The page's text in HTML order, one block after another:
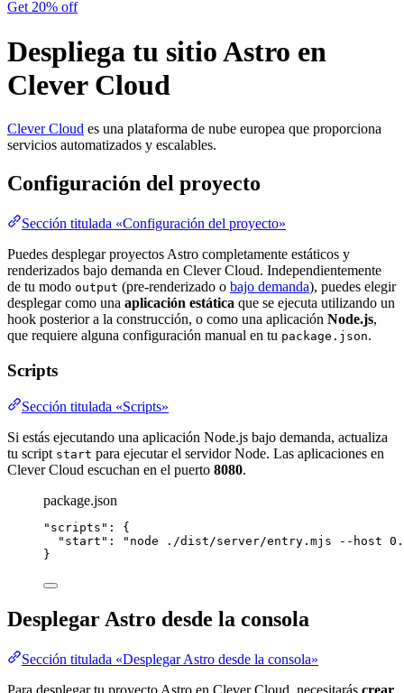
Get 20% off
Despliega tu sitio Astro en
Clever Cloud
Clever Cloud es una plataforma de nube europea que proporciona
servicios automatizados y escalables.
Configuración del proyecto
Sección titulada «Configuración del proyecto»
Puedes desplegar proyectos Astro completamente estáticos y
renderizados bajo demanda en Clever Cloud. Independientemente
de tu modo output (pre-renderizado o bajo demanda), puedes elegir
desplegar como una aplicación estática que se ejecuta utilizando un
hook posterior a la construcción, o como una aplicación Node.js,
que requiere alguna configuración manual en tu package.json.
Scripts
Sección titulada «Scripts»
Si estás ejecutando una aplicación Node.js bajo demanda, actualiza
tu script start para ejecutar el servidor Node. Las aplicaciones en
Clever Cloud escuchan en el puerto 8080.
package.json
" scripts " : {
"start" : " node ./dist/server/entry.mjs --host
}
Desplegar Astro desde la consola
Sección titulada «Desplegar Astro desde la consola»